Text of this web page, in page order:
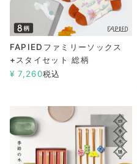
FAPIEDファミリーソックス
+スタイセット 総柄
¥ 7,260税込